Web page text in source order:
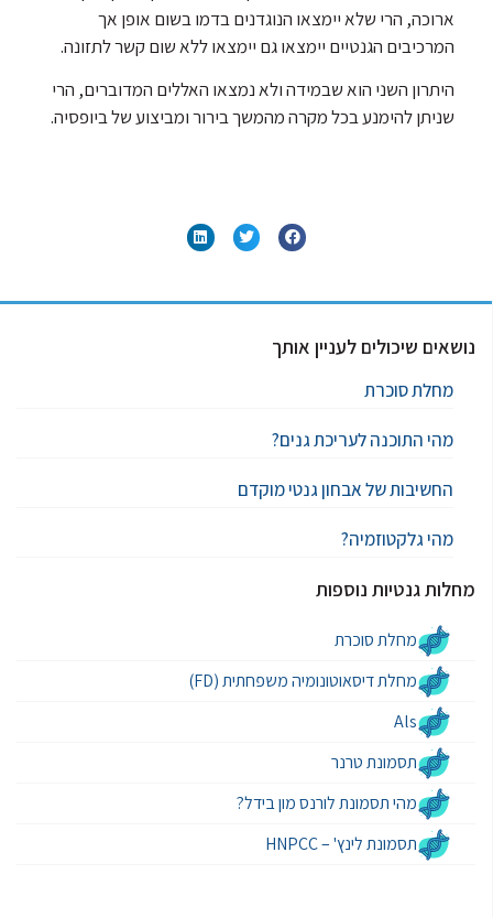
ארוכה, הרי שלא יימצאו הנוגדנים בדמו בשום אופן אך
המרכיבים הגנטיים יימצאו גם יימצאו ללא שום קשר לתזונה.
היתרון השני הוא שבמידה ולא נמצאו האללים המדוברים, הרי
שניתן להימנע בכל מקרה מהמשך בירור ומביצוע של ביופסיה.
נושאים שיכולים לעניין אותך
מחלת סוכרת
מהי התוכנה לעריכת גנים?
החשיבות של אבחון גנטי מוקדם
מהי גלקטוזמיה?
מחלות גנטיות נוספות
מחלת סוכרת
מחלת דיסאוטונומיה משפחתית (FD)
Als
תסמונת טרנר
מהי תסמונת לורנס מון בידל?
תסמונת לינץ' – HNPCC